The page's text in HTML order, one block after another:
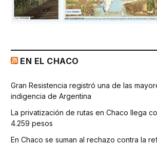
EN EL CHACO
Gran Resistencia registró una de las
indigencia de Argentina
La privatización de rutas en Chaco llega
4.259 pesos
En Chaco se suman al rechazo contra la